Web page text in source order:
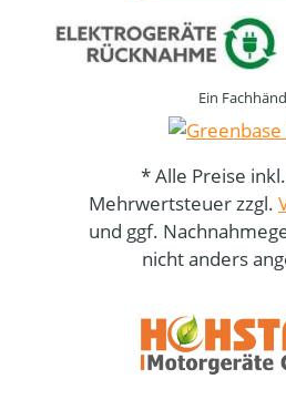
Ein
* Alle Preise
Mehrwertsteuer zzgl.
und ggf.
nicht anders